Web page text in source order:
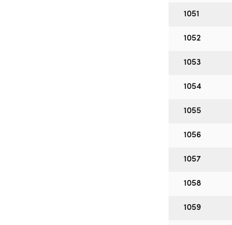
1051
1052
1053
1054
1055
1056
1057
1058
1059